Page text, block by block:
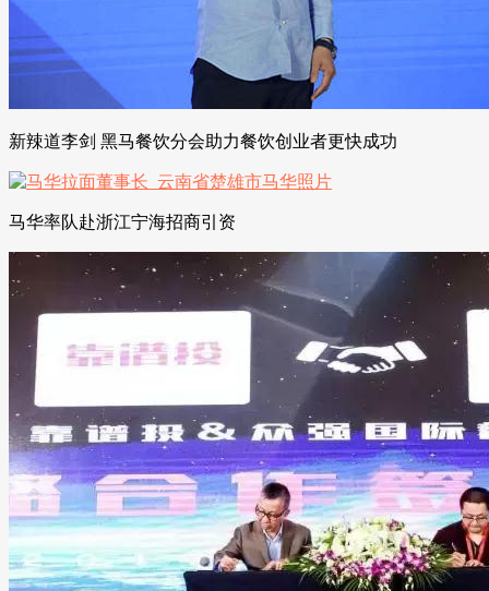
新辣道李剑 黑马餐饮分会助力餐饮创业者更快成功
马华率队赴浙江宁海招商引资